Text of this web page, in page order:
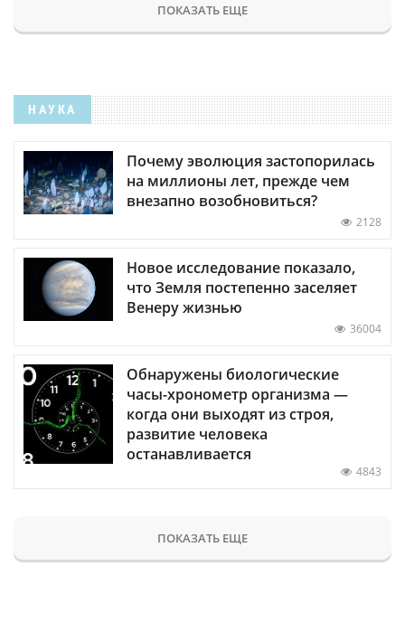
ПОКАЗАТЬ ЕЩЕ
НАУКА
Почему эволюция застопорилась
на миллионы лет, прежде чем
внезапно возобновиться?
2128
Новое исследование показало,
что Земля постепенно заселяет
Венеру жизнью
36004
Обнаружены биологические
часы-хронометр организма —
когда они выходят из строя,
развитие человека
останавливается
4843
ПОКАЗАТЬ ЕЩЕ